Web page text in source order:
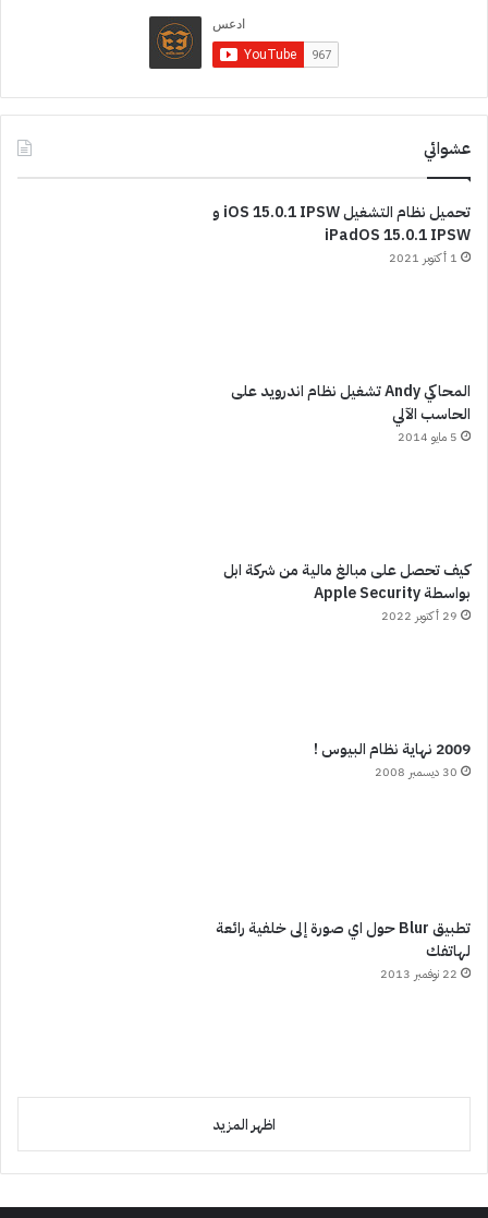
عشوائي
تحميل نظام التشغيل iOS 15.0.1 IPSW و
iPadOS 15.0.1 IPSW
1 أكتوبر 2021
المحاكي Andy تشغيل نظام اندرويد على
الحاسب الآلي
5 مايو 2014
كيف تحصل على مبالغ مالية من شركة ابل
بواسطة Apple Security
29 أكتوبر 2022
2009 نهاية نظام البيوس !
30 ديسمبر 2008
تطبيق Blur حول اي صورة إلى خلفية رائعة
لهاتفك
22 نوفمبر 2013
اظهر المزيد